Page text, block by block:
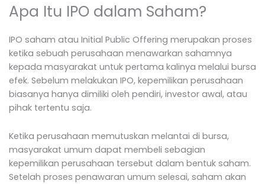
Apa Itu IPO dalam Saham?
IPO saham atau Initial Public Offering merupakan proses
ketika sebuah perusahaan menawarkan sahamnya
kepada masyarakat untuk pertama kalinya melalui bursa
efek. Sebelum melakukan IPO, kepemilikan perusahaan
biasanya hanya dimiliki oleh pendiri, investor awal, atau
pihak tertentu saja.
Ketika perusahaan memutuskan melantai di bursa,
masyarakat umum dapat membeli sebagian
kepemilikan perusahaan tersebut dalam bentuk saham.
Setelah proses penawaran umum selesai, saham akan